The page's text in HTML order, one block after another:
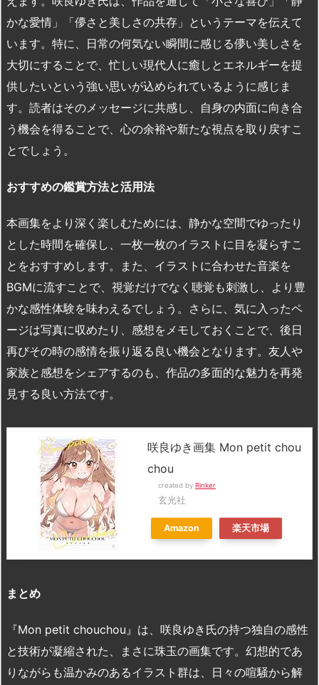
かな愛情」「儚さと美しさの共存」というテーマを伝えて
います。特に、日常の何気ない瞬間に感じる儚い美しさを
大切にすることで、忙しい現代人に癒しとエネルギーを提
供したいという強い思いが込められているように感じま
す。読者はそのメッセージに共感し、自身の内面に向き合
う機会を得ることで、心の余裕や新たな視点を取り戻すこ
とでしょう。
おすすめの鑑賞方法と活用法
本画集をより深く楽しむためには、静かな空間でゆったり
とした時間を確保し、一枚一枚のイラストに目を凝らすこ
とをおすすめします。また、イラストに合わせた音楽を
BGMに流すことで、視覚だけでなく聴覚も刺激し、より豊
かな感性体験を味わえるでしょう。さらに、気に入ったペ
ージは写真に収めたり、感想をメモしておくことで、後日
再びその時の感情を振り返る良い機会となります。友人や
家族と感想をシェアするのも、作品の多面的な魅力を再発
見する良い方法です。
咲良ゆき画集 Mon petit chou
chou
created by Rinker
玄光社
Amazon 楽天市場
まとめ
『Mon petit chouchou』は、咲良ゆき氏の持つ独自の感性
と技術が凝縮された、まさに珠玉の画集です。幻想的であ
りながらも温かみのあるイラスト群は、日々の喧騒から解